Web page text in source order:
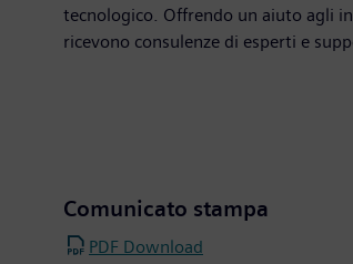
tecnologico. Offrendo un aiuto agli
ricevono consulenze di esperti e
Comunicato stampa
PDF Download